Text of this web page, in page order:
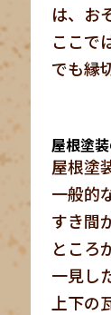
は、お
ここで
でも縁
屋根塗
屋根塗
一般的
すき間
ところ
一見し
上下